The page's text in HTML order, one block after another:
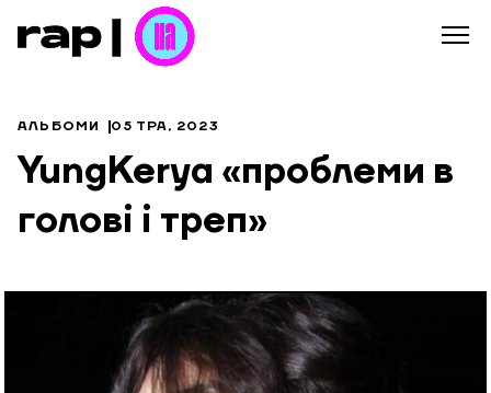
АЛЬБОМИ 05 ТРА, 2023
YungKerya «проблеми в
голові і треп»